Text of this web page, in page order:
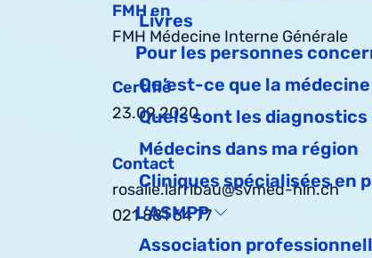
Livres
Pour les personnes
Qu’est-ce que la
Quels sont les
Médecins dans ma région
Cliniques spécialisées en
L’ASMPP
Association
FMH en
FMH Médecine Interne Générale
Certifié
23.09.2020
Contact
rosalie.larribau@svmed-hin.ch
021 881 64 77